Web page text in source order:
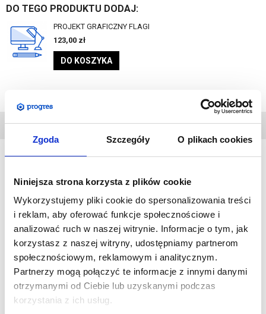
Zgoda Szczegóły O plikach cookies
Niniejsza strona korzysta z plików cookie
Wykorzystujemy pliki cookie do spersonalizowania treści
i reklam, aby oferować funkcje społecznościowe i
analizować ruch w naszej witrynie. Informacje o tym, jak
korzystasz z naszej witryny, udostępniamy partnerom
społecznościowym, reklamowym i analitycznym.
Partnerzy mogą połączyć te informacje z innymi danymi
otrzymanymi od Ciebie lub uzyskanymi podczas
korzystania z ich usług.
DO TEGO PRODUKTU DODAJ:
PROJEKT GRAFICZNY FLAGI
123,00 zł
DO KOSZYKA
DANE
Flaga Uliczna przystosowana jest do montażu na słupach
zarówno we wnetrzach jak i na zewnątrz. Można stosować ją
przy parkingach, w centrach miast, alejach i deptakach.
Produkt jest wytrzymały, testowany przy silnych wiatrach.
Zestaw zawiera:maszt górny i dolny, obejmy (4 szt.), podkłady
gumowe (2 szt.), zipy do zabezpieczenia flagi, imbusi flagę z
wydrukiem.